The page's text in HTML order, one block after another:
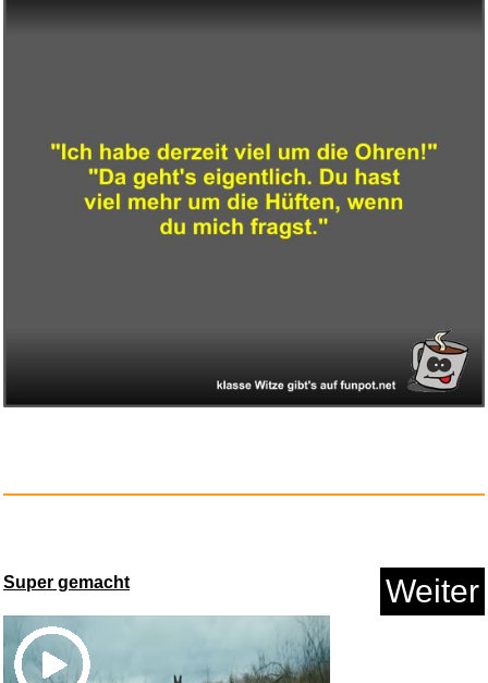
Tuloka Thermisches Klebeband
l...
Mini Beamer, Philoent Smart Pr...
Super gemacht Weiter